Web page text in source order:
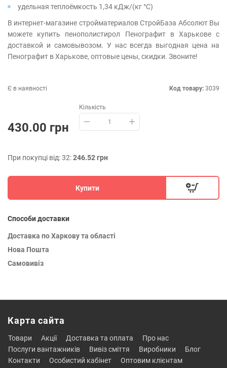
удельная теплоёмкость 1,34 кДж/(кг °С)
В интернет-магазине стройматериалов СтройБаза Абсолют Вы
можете купить пенополистирол Пенографит в Харькове с
доставкой и самовывозом. У нас всегда выгодная цена на
Пенографит в Харькове, оптовые цены, скидки. Звоните!
Є в наявності Код товару: 3039
430.00 грн
Кількість
При покупці від: 32:246.52 грн
Купити
Способи доставки
Доставка по Харкову та області
Нова Пошта
Самовивіз
Карта сайта
товари акції доставка та оплата
про нас
послуги вантажників
вивіз сміття виробники
блог
контакти
особистий кабінет
оптовим клієнтам